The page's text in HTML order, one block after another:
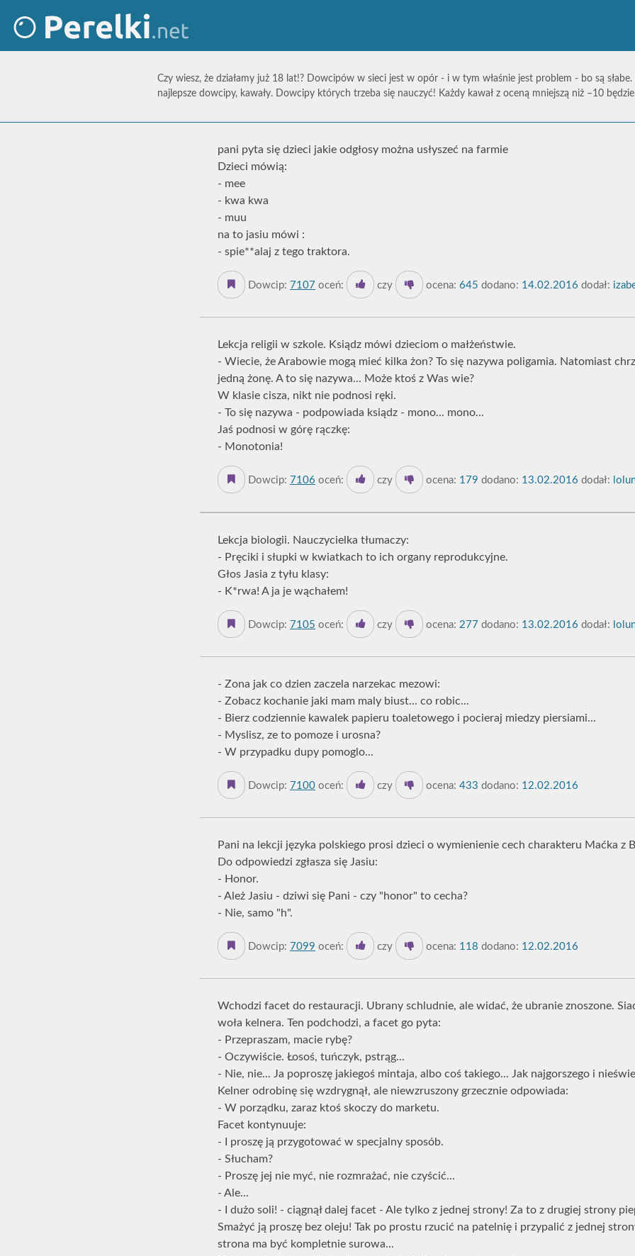
Czy wiesz, że działamy już 18 lat!? Dowcipów w sieci jest w opór - i w tym właśnie jest problem - bo są słabe.
najlepsze dowcipy, kawały. Dowcipy których trzeba się nauczyć! Każdy kawał z oceną mniejszą niż –10
pani pyta się dzieci jakie odgłosy można usłyszeć na farmie
Dzieci mówią:
- mee
- kwa kwa
- muu
na to jasiu mówi :
- spie**alaj z tego traktora.
Dowcip: 7107 oceń: czy ocena: 645 dodano: 14.02.2016 dodał:
Lekcja religii w szkole. Ksiądz mówi dzieciom o małżeństwie.
- Wiecie, że Arabowie mogą mieć kilka żon? To się nazywa poligamia. Natomiast
jedną żonę. A to się nazywa... Może ktoś z Was wie?
W klasie cisza, nikt nie podnosi ręki.
- To się nazywa - podpowiada ksiądz - mono... mono...
Jaś podnosi w górę rączkę:
- Monotonia!
Dowcip: 7106 oceń: czy ocena: 179 dodano: 13.02.2016 dodał:
Lekcja biologii. Nauczycielka tłumaczy:
- Pręciki i słupki w kwiatkach to ich organy reprodukcyjne.
Głos Jasia z tyłu klasy:
- K*rwa! A ja je wąchałem!
Dowcip: 7105 oceń: czy ocena: 277 dodano: 13.02.2016 dodał:
- Zona jak co dzien zaczela narzekac mezowi:
- Zobacz kochanie jaki mam maly biust... co robic...
- Bierz codziennie kawalek papieru toaletowego i pocieraj miedzy piersiami...
- Myslisz, ze to pomoze i urosna?
- W przypadku dupy pomoglo...
Dowcip: 7100 oceń: czy ocena: 433 dodano: 12.02.2016
Pani na lekcji języka polskiego prosi dzieci o wymienienie cech charakteru Maćka z
Do odpowiedzi zgłasza się Jasiu:
- Honor.
- Ależ Jasiu - dziwi się Pani - czy "honor" to cecha?
- Nie, samo "h".
Dowcip: 7099 oceń: czy ocena: 118 dodano: 12.02.2016
Wchodzi facet do restauracji. Ubrany schludnie, ale widać, że ubranie znoszone.
woła kelnera. Ten podchodzi, a facet go pyta:
- Przepraszam, macie rybę?
- Oczywiście. Łosoś, tuńczyk, pstrąg...
- Nie, nie... Ja poproszę jakiegoś mintaja, albo coś takiego... Jak najgorszego i
Kelner odrobinę się wzdrygnął, ale niewzruszony grzecznie odpowiada:
- W porządku, zaraz ktoś skoczy do marketu.
Facet kontynuuje:
- I proszę ją przygotować w specjalny sposób.
- Słucham?
- Proszę jej nie myć, nie rozmrażać, nie czyścić...
- Ale...
- I dużo soli! - ciągnął dalej facet - Ale tylko z jednej strony! Za to z drugiej strony
Smażyć ją proszę bez oleju! Tak po prostu rzucić na patelnię i przypalić z jednej
strona ma być kompletnie surowa...